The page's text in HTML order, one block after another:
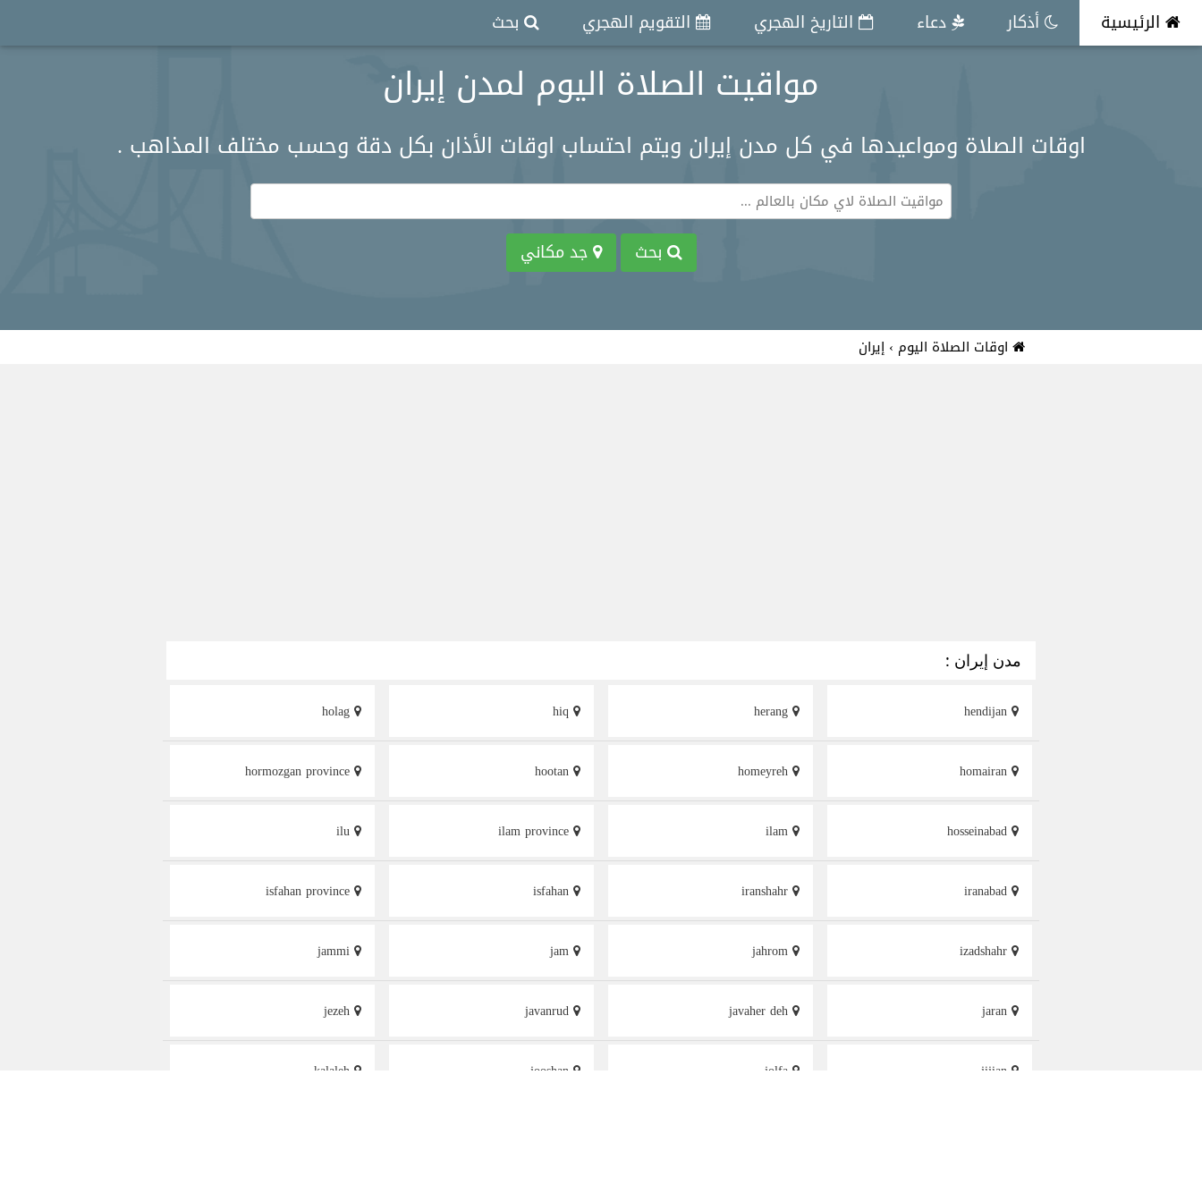
الرئيسية أذكار دعاء التاريخ الهجري التقويم الهجري بحث
مواقيت الصلاة اليوم لمدن إيران
اوقات الصلاة ومواعيدها في كل مدن إيران ويتم احتساب اوقات الأذان بكل دقة وحسب مختلف المذاهب .
بحث جد مكاني
اوقات الصلاة اليوم › إيران
مدن إيران :
herang
hiq
holag
homeyreh
hootan
hormozgan province
ilam
ilam province
ilu
iranshahr
isfahan
isfahan province
jahrom
jam
jammi
javaher deh
javanrud
jezeh
jolfa
jooshan
kalaleh